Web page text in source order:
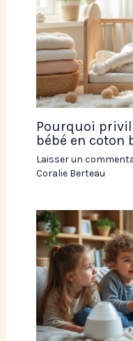
Pourquoi
bébé en
Laisser un
Coralie Berteau